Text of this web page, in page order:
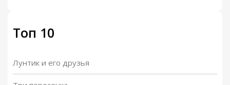
Топ 10
Лунтик и его друзья